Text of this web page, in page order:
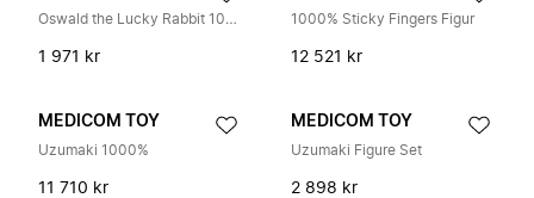
Oswald the Lucky Rabbit 100% & 400% Figurinset
1 971 kr
1000% Sticky Fingers Figur
12 521 kr
MEDICOM TOY
Uzumaki 1000%
11 710 kr
MEDICOM TOY
Uzumaki Figure Set
2 898 kr